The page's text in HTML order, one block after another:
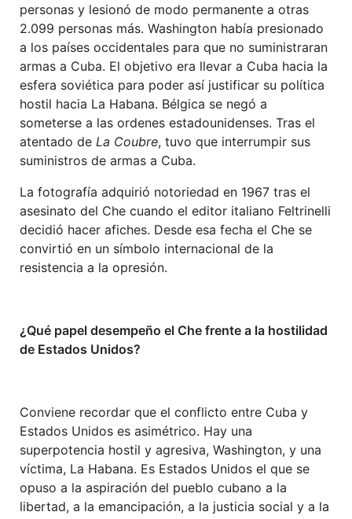
personas y lesionó de modo permanente a otras
2.099 personas más. Washington había presionado
a los países occidentales para que no suministraran
armas a Cuba. El objetivo era llevar a Cuba hacia la
esfera soviética para poder así justificar su política
hostil hacia La Habana. Bélgica se negó a
someterse a las ordenes estadounidenses. Tras el
atentado de La Coubre, tuvo que interrumpir sus
suministros de armas a Cuba.
La fotografía adquirió notoriedad en 1967 tras el
asesinato del Che cuando el editor italiano Feltrinelli
decidió hacer afiches. Desde esa fecha el Che se
convirtió en un símbolo internacional de la
resistencia a la opresión.
¿Qué papel desempeño el Che frente a la hostilidad
de Estados Unidos?
Conviene recordar que el conflicto entre Cuba y
Estados Unidos es asimétrico. Hay una
superpotencia hostil y agresiva, Washington, y una
víctima, La Habana. Es Estados Unidos el que se
opuso a la aspiración del pueblo cubano a la
libertad, a la emancipación, a la justicia social y a la